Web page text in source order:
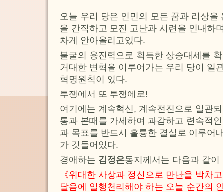
오늘 우리 당은 인민의 모든 꿈과 리상
을 간직하고 모진 고난과 시련을 인내하
차게 안아올리고있다.
불굴의 용진력으로 획득한 상승대세를
거대한 변혁을 이루어가는 우리 당이 일
혁명원칙이 있다.
투쟁에서 또 투쟁에로!
여기에는 계속혁신, 계속전진으로 일관
통과 본때를 가세하여 과감하고 련속적
과 목표를 반드시 훌륭한 결실로 이루어
가 깃들어있다.
경애하는 김정은동지께서는 다음과 같이
《위대한 사상과 정신으로 만난을 박차
달음에 일행천리해야 하는 오늘 순간의